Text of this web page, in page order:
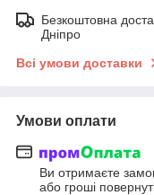
Безкоштовна
Дніпро
Всі умови доставки
Умови оплати
Ви отримаєте
або гроші